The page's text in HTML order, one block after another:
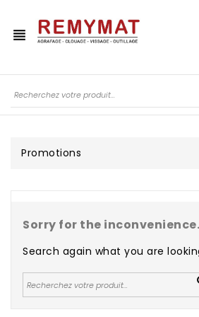
view_headline
Promotions
Sorry for the inconvenience.
Search again what you are